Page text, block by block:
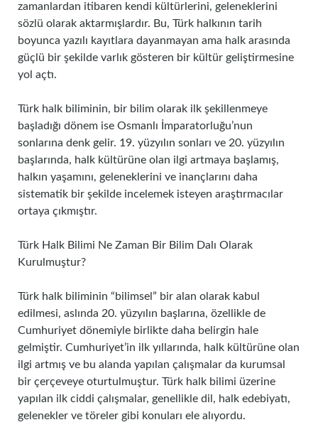
zamanlardan itibaren kendi kültürlerini, geleneklerini
sözlü olarak aktarmışlardır. Bu, Türk halkının tarih
boyunca yazılı kayıtlara dayanmayan ama halk arasında
güçlü bir şekilde varlık gösteren bir kültür geliştirmesine
yol açtı.
Türk halk biliminin, bir bilim olarak ilk şekillenmeye
başladığı dönem ise Osmanlı İmparatorluğu’nun
sonlarına denk gelir. 19. yüzyılın sonları ve 20. yüzyılın
başlarında, halk kültürüne olan ilgi artmaya başlamış,
halkın yaşamını, geleneklerini ve inançlarını daha
sistematik bir şekilde incelemek isteyen araştırmacılar
ortaya çıkmıştır.
Türk Halk Bilimi Ne Zaman Bir Bilim Dalı Olarak
Kurulmuştur?
Türk halk biliminin “bilimsel” bir alan olarak kabul
edilmesi, aslında 20. yüzyılın başlarına, özellikle de
Cumhuriyet dönemiyle birlikte daha belirgin hale
gelmiştir. Cumhuriyet’in ilk yıllarında, halk kültürüne olan
ilgi artmış ve bu alanda yapılan çalışmalar da kurumsal
bir çerçeveye oturtulmuştur. Türk halk bilimi üzerine
yapılan ilk ciddi çalışmalar, genellikle dil, halk edebiyatı,
gelenekler ve töreler gibi konuları ele alıyordu.